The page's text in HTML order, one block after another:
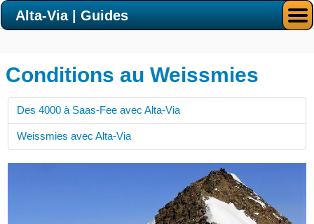
Conditions au Weissmies
Des 4000 à Saas-Fee avec Alta-Via
Weissmies avec Alta-Via
Alta-Via | Guides